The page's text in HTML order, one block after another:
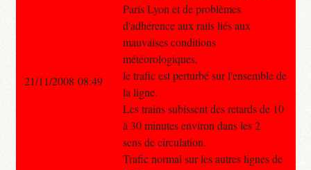
Paris Lyon et de problèmes
d'adhérence aux rails liés aux
mauvaises conditions
météorologiques,
le trafic est perturbé sur l'ensemble de
la ligne.
Les trains subissent des retards de 10
à 30 minutes environ dans les 2
sens de circulation.
Trafic normal sur les autres lignes de
21/11/2008 08:49